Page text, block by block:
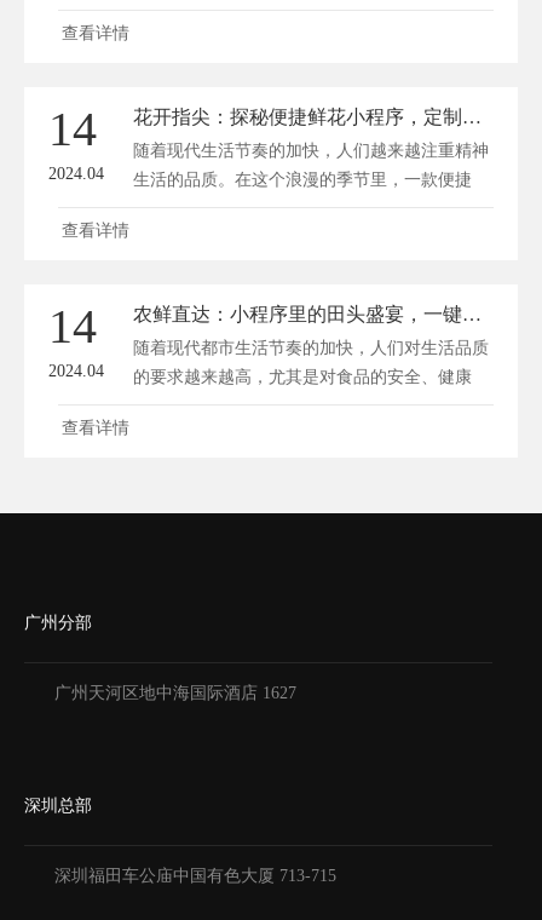
商...
查看详情
14
2024.04
花开指尖：探秘便捷鲜花小程序，定制你的浪漫时光
随着现代生活节奏的加快，人们越来越注重精神
生活的品质。在这个浪漫的季节里，一款便捷
的...
查看详情
14
2024.04
农鲜直达：小程序里的田头盛宴，一键解锁绿色生活
随着现代都市生活节奏的加快，人们对生活品质
的要求越来越高，尤其是对食品的安全、健康
和...
查看详情
广州分部
广州天河区地中海国际酒店 1627
深圳总部
深圳福田车公庙中国有色大厦 713-715